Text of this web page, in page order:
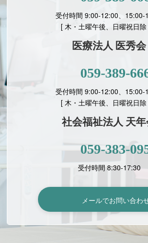
受付時間 9:00-12:00、15:00-
[ 木・土曜午後、日曜祝日除
医療法人 医秀会
059-389-
受付時間 9:00-12:00、15:00-
[ 木・土曜午後、日曜祝日除
社会福祉法人 天
059-383-
受付時間 8:30-17:30
メールでお問い合わ